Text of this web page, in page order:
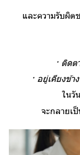
และความรับผิ
· ติด
· อยู่เคียงข้
ในวั
จะกลายเ